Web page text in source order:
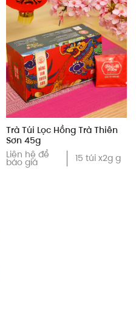
Trà Túi Lọc Hồng Trà Thiên
Sơn 45g
15 túi x2g g
Liên hệ để
báo giá